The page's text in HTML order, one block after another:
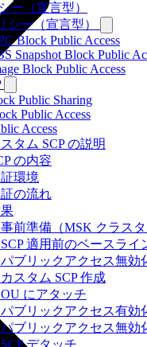
ー（宣言型）
シー（宣言型）
Block Public Access
Snapshot Block Public
Block Public Access
Public Sharing
Public Access
Access
タム SCP の説明
の内容
環境
の流れ
事前準備（MSK クラス
SCP 適用前のベースライ
ブリックアクセス無効
スタム SCP 作成
OU にアタッチ
ブリックアクセス有効
パブリックアクセス無
デタッチ